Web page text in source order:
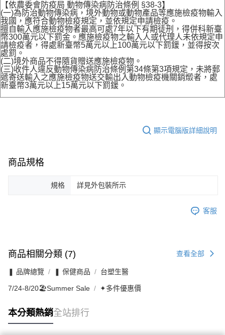
【依農委會防疫局 動物傳染病防治條例 §38-3】
(一)為防治動物傳染病，境外動物或動物產品等應施檢疫物輸入
我國，應符合動物檢疫規定，並依規定申請檢疫。
擅自輸入應施檢疫物者最高可處7年以下有期徒刑，得併科新臺
幣300萬元以下罰金。應施檢疫物之輸入人或代理人未依規定申
請檢疫者，得處新臺幣5萬元以上100萬元以下罰鍰，並得按次
處罰。
(二)境外商品不得隨貨贈送應施檢疫物。
(三)收件人違反動物傳染病防治條例第34條第3項規定，未將郵
遞寄送輸入之應施檢疫物送交輸出入動物檢疫機關銷燬者，處
新臺幣3萬元以上15萬元以下罰鍰。
顯示電腦版詳細說明
商品規格
規格 詳見外包裝所示
客服
商品相關分類 (7) 查看全部
❚ 品牌總覽 ❚ 保健商品 台塑生醫
7/24-8/20🏖️Summer Sale ✦多件優惠價
本分類熱銷全站排行